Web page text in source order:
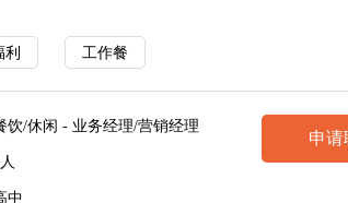
工作餐
饮/休闲 - 业务经理/营销经理
中
申请